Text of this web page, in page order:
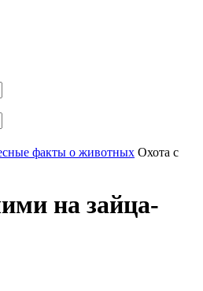
факты о животных Охота с
на зайца-